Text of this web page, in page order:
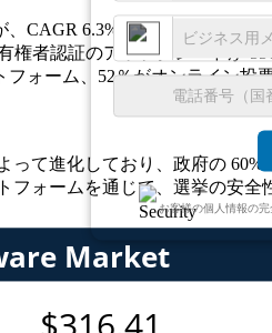
お客様の個人情報の
CAGR 6.3% で、2026 年には
権者認証のアップグレードが
ォーム、52％がオンライン
て進化しており、政府の
ォームを通じて、選挙の安